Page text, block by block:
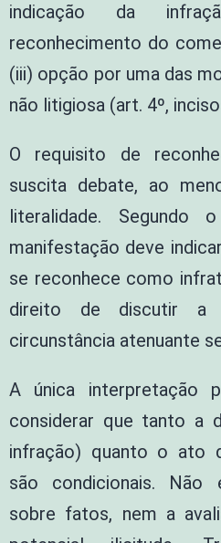
indicação da
reconhecimento do
(iii) opção por uma das
não litigiosa (art. 4º,
O requisito de
suscita debate, ao
literalidade.
manifestação deve
se reconhece como
direito de discutir a
circunstância atenuante
A única interpretação
considerar que tanto a
infração) quanto o ato
são condicionais. Não
sobre fatos, nem a